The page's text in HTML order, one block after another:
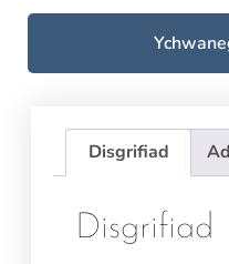
Disgrifiad
Disgrifiad